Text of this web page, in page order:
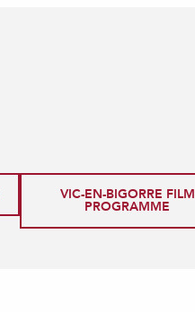
VIC-EN-BIGORRE FILM
PROGRAMME